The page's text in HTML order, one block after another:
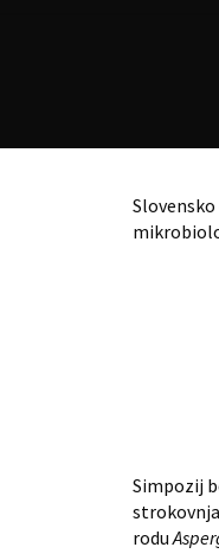
Simpozij
rodu